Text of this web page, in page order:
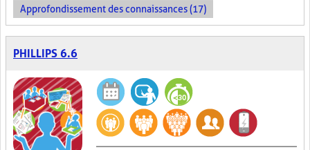
Approfondissement des connaissances (17)
PHILLIPS 6.6